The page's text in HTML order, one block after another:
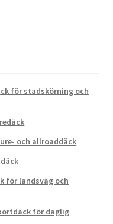
för stadskörning och
och allroaddäck
för landsväg och
för daglig